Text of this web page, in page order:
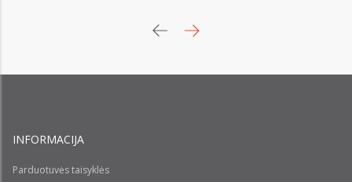
INFORMACIJA
Parduotuvės taisyklės